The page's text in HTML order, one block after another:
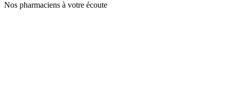
Nos pharmaciens à votre écoute